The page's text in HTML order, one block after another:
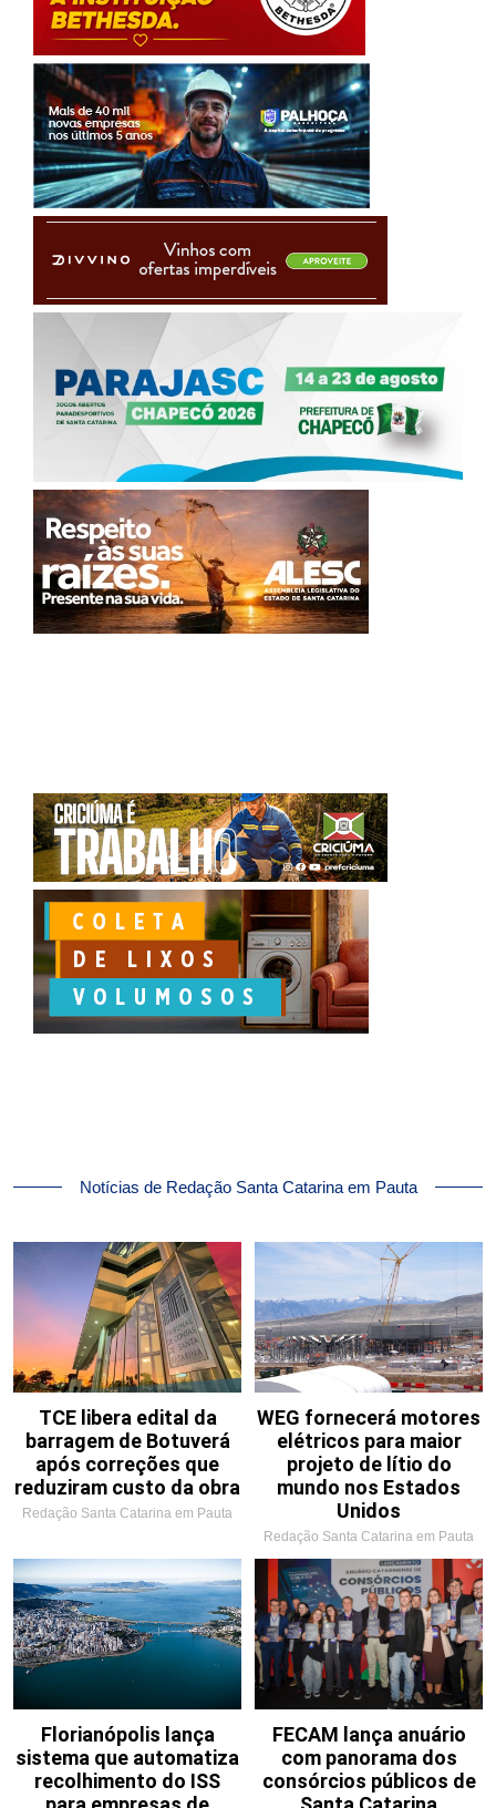
Notícias de Redação Santa Catarina em Pauta
TCE libera edital da
barragem de Botuverá
após correções que
reduziram custo da obra
Redação Santa Catarina em Pauta
WEG fornecerá motores
elétricos para maior
projeto de lítio do
mundo nos Estados
Unidos
Redação Santa Catarina em Pauta
Florianópolis lança
sistema que automatiza
recolhimento do ISS
FECAM lança anuário
com panorama dos
consórcios públicos de